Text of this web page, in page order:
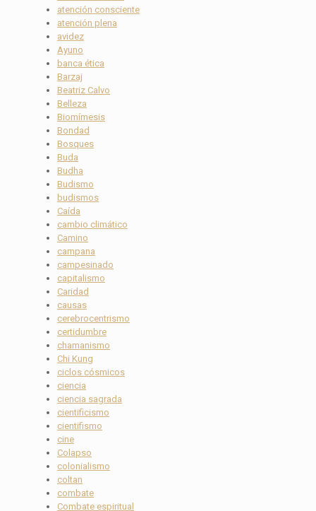
atención consciente
atención plena
avidez
Ayuno
banca ética
Barzaj
Beatriz Calvo
Belleza
Biomímesis
Bondad
Bosques
Buda
Budha
Budismo
budismos
Caída
cambio climático
Camino
campana
campesinado
capitalismo
Caridad
causas
cerebrocentrismo
certidumbre
chamanismo
Chi Kung
ciclos cósmicos
ciencia
ciencia sagrada
cientificismo
cientifismo
cine
Colapso
colonialismo
coltan
combate
Combate espiritual